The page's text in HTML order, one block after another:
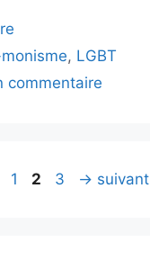
, LGBT
commentaire
Page
1 Page
2 Page
3 → suivant